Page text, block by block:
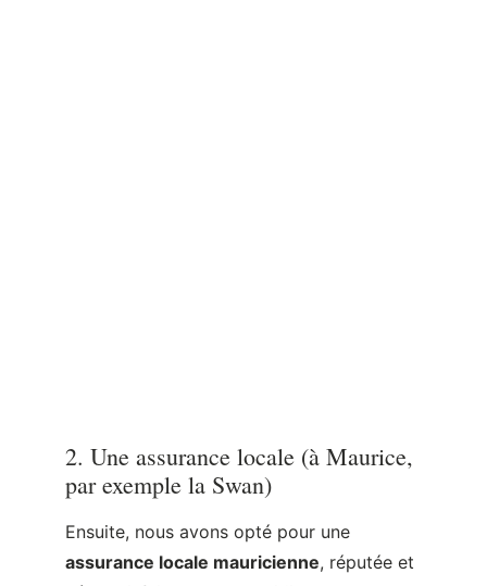
très satisfaisante au quotidien.
Les avantages :
✔ prix attractif
✔ prise en charge locale rapide